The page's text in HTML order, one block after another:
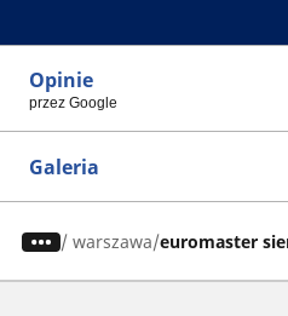
Opinie
przez Google
Galeria
/ warszawa euromaster